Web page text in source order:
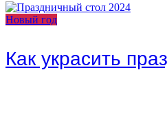
Новый год
Как украсить